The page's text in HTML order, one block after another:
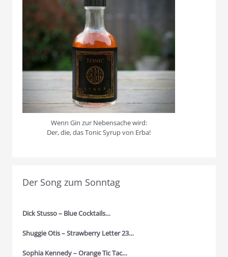
Wenn Gin zur Nebensache wird:
Der, die, das Tonic Syrup von Erba!
Der Song zum Sonntag
Dick Stusso – Blue Cocktails…
Shuggie Otis – Strawberry Letter 23…
Sophia Kennedy – Orange Tic Tac…